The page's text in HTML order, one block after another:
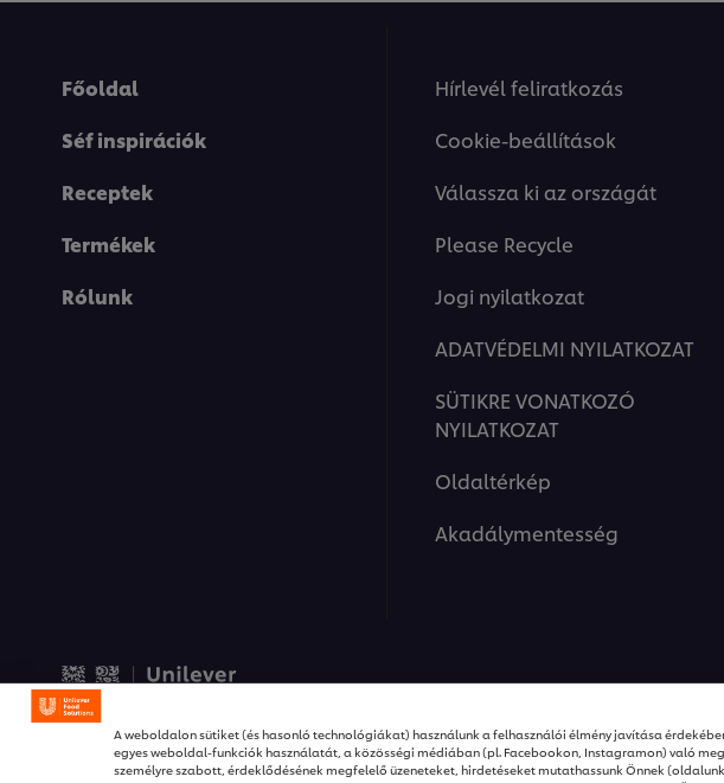
Főoldal
Séf inspirációk
Receptek
Termékek
Rólunk
Hírlevél feliratkozás
Cookie-beállítások
Válassza ki az országát
Please Recycle
Jogi nyilatkozat
ADATVÉDELMI NYILATKOZAT
SÜTIKRE VONATKOZÓ
NYILATKOZAT
Oldaltérkép
Akadálymentesség
A weboldalon sütiket (és hasonló technológiákat) használunk a felhasználói élmény javítása
egyes weboldal-funkciók használatát, a közösségi médiában (pl. Facebookon, Instagramon) való
személyre szabott, érdeklődésének megfelelő üzeneteket, hirdetéseket mutathassunk Önnek